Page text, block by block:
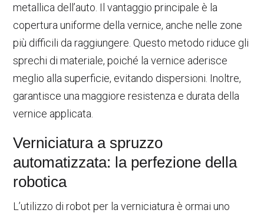
metallica dell’auto. Il vantaggio principale è la
copertura uniforme della vernice, anche nelle zone
più difficili da raggiungere. Questo metodo riduce gli
sprechi di materiale, poiché la vernice aderisce
meglio alla superficie, evitando dispersioni. Inoltre,
garantisce una maggiore resistenza e durata della
vernice applicata.
Verniciatura a spruzzo
automatizzata: la perfezione della
robotica
L’utilizzo di robot per la verniciatura è ormai uno